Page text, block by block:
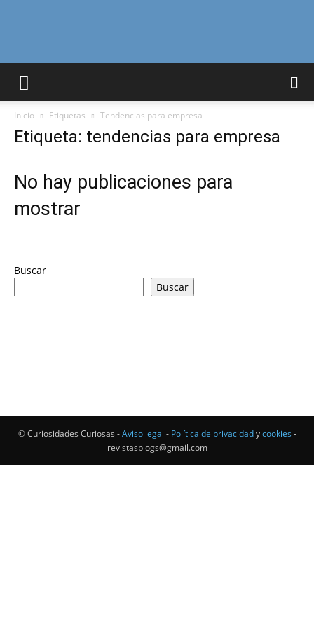
Curiosidades
del
Inicio Etiquetas Tendencias para empresa
Etiqueta: tendencias para empresa
No hay publicaciones para
mostrar
Buscar
Buscar
© Curiosidades Curiosas -Aviso legal - Política de privacidadycookies -
revistasblogs@gmail.com